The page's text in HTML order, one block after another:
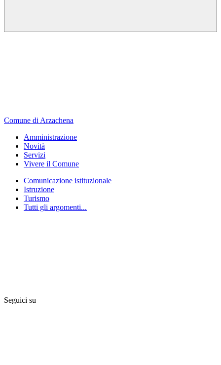
Comune di Arzachena
Amministrazione
Novità
Servizi
Vivere il Comune
Comunicazione istituzionale
Istruzione
Turismo
Tutti gli argomenti...
Seguici su